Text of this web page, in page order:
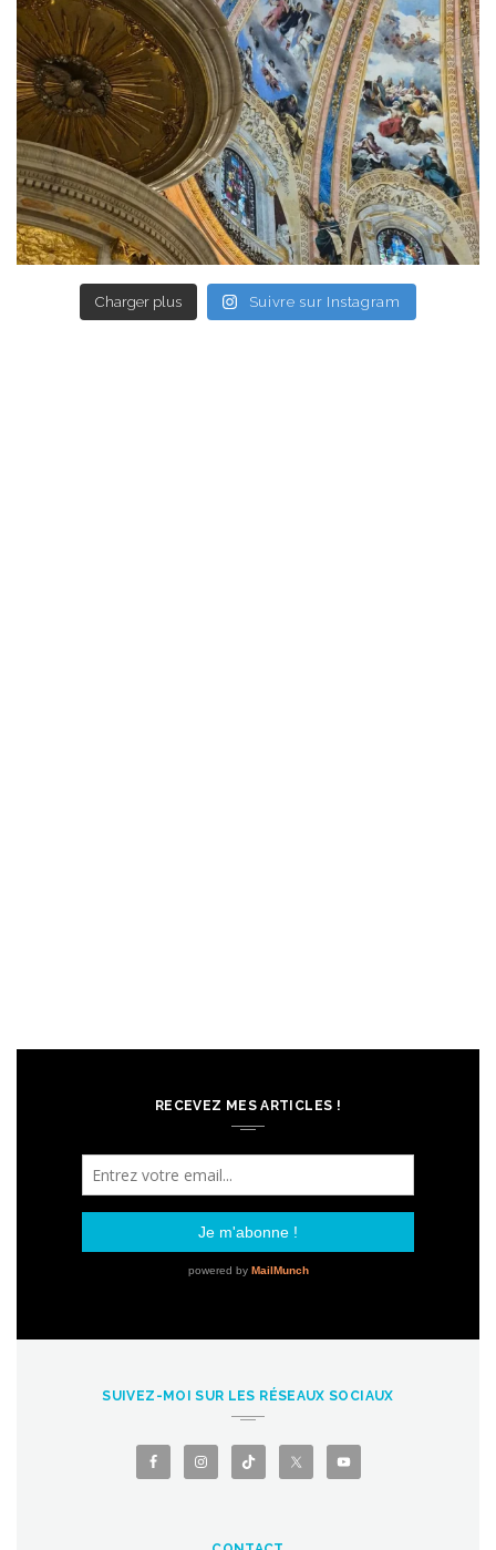
Charger plus Suivre sur Instagram
RECEVEZ MES ARTICLES !
SUIVEZ-MOI SUR LES RÉSEAUX SOCIAUX